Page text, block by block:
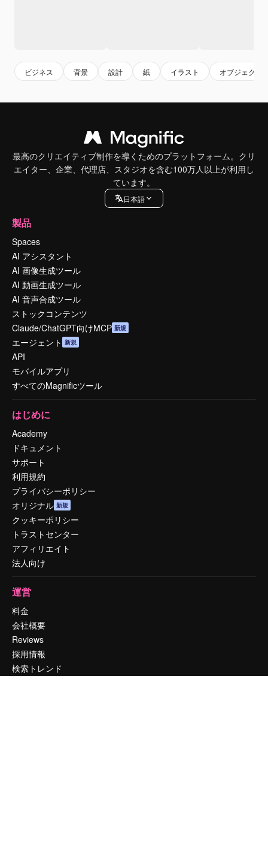
ビジネス 背景 設計 紙 イラスト オブジェクト
最高のクリエイティブ制作を導くためのプラットフォーム。クリ
エイター、企業、代理店、スタジオを含む100万人以上が利用し
ています。
日本語
製品
Spaces
AI アシスタント
AI 画像生成ツール
AI 動画生成ツール
AI 音声合成ツール
ストックコンテンツ
Claude/ChatGPT向けMCP 新規
エージェント 新規
API
モバイルアプリ
すべてのMagnificツール
はじめに
Academy
ドキュメント
サポート
利用規約
プライバシーポリシー
オリジナル 新規
クッキーポリシー
トラストセンター
アフィリエイト
法人向け
運営
料金
会社概要
Reviews
採用情報
検索トレンド